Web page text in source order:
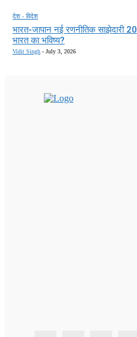
देश - विदेश
भारत-जापान नई रणनीतिक साझेदारी
भारत का भविष्य?
Vidit Singh - July 3, 2026